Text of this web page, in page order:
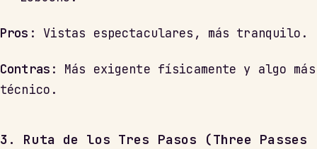
Pros : Vistas espectaculares, más tranquilo.
Contras : Más exigente físicamente y algo más
técnico.
3. Ruta de los Tres Pasos (Three Passes